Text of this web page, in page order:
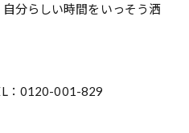
分らしい時間をいっそう洒
：0120-001-829